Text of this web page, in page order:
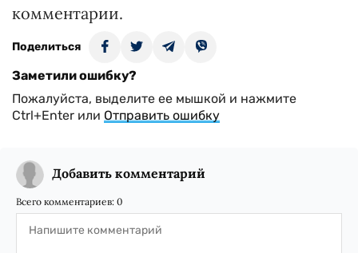
комментарии.
Поделиться
Заметили ошибку?
Пожалуйста, выделите ее мышкой и нажмите
Ctrl+Enter или Отправить ошибку
Добавить комментарий
Всего комментариев: 0